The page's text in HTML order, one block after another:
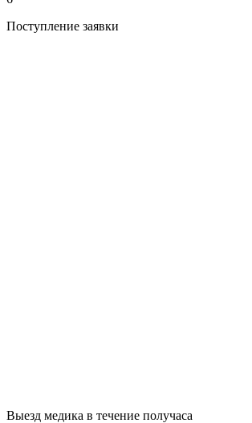
Поступление заявки
Выезд медика в течение получаса